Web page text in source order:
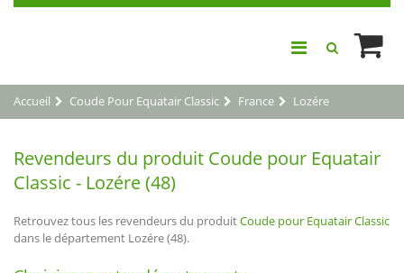
Accueil Coude Pour Equatair Classic France Lozére
Revendeurs du produit Coude pour Equatair
Classic - Lozére (48)
Retrouvez tous les revendeurs du produitCoude pour Equatair Classic
dans le département Lozére (48).